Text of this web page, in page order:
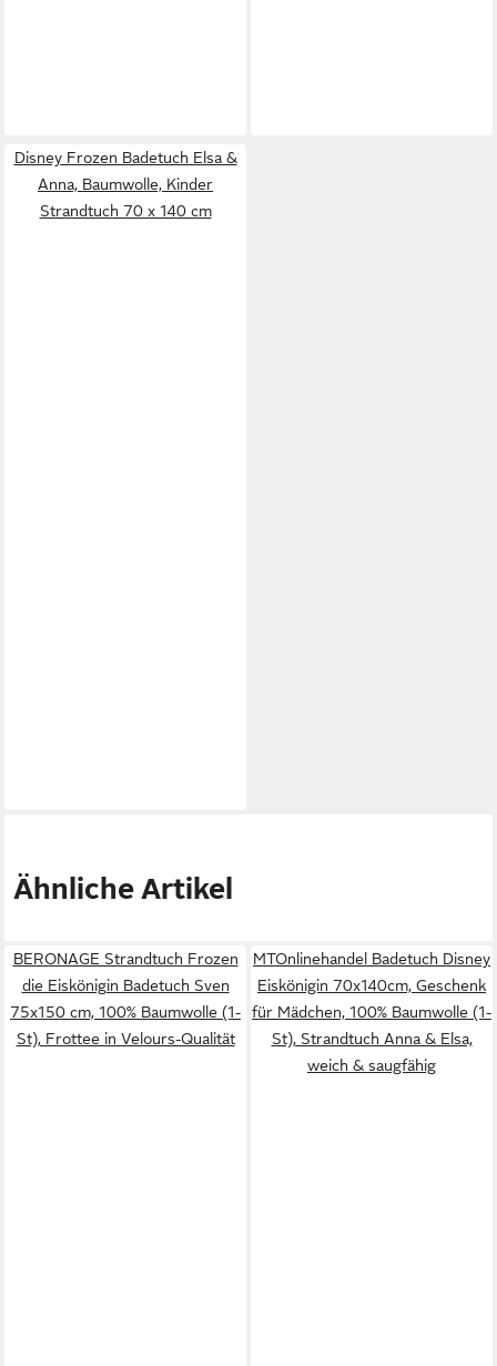
Disney Frozen Badetuch Elsa &
Anna, Baumwolle, Kinder
Strandtuch 70 x 140 cm
Ähnliche Artikel
BERONAGE Strandtuch Frozen
die Eiskönigin Badetuch Sven
75x150 cm, 100% Baumwolle (1-
St), Frottee in Velours-Qualität
MTOnlinehandel Badetuch Disney
Eiskönigin 70x140cm, Geschenk
für Mädchen, 100% Baumwolle (1-
St), Strandtuch Anna & Elsa,
weich & saugfähig